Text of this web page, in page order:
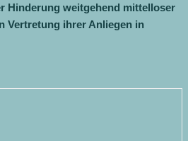
Hinderung weitgehend mittelloser
Vertretung ihrer Anliegen in